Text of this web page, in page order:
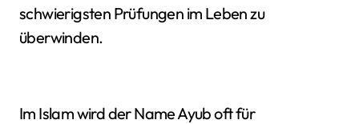
schwierigsten Prüfungen im Leben zu
überwinden.
Im Islam wird der Name Ayub oft für